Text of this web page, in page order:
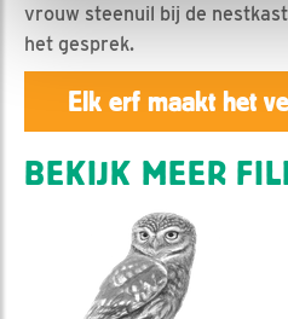
vrouw steenuil bij de
het gesprek.
Elk erf maakt het
BEKIJK MEER